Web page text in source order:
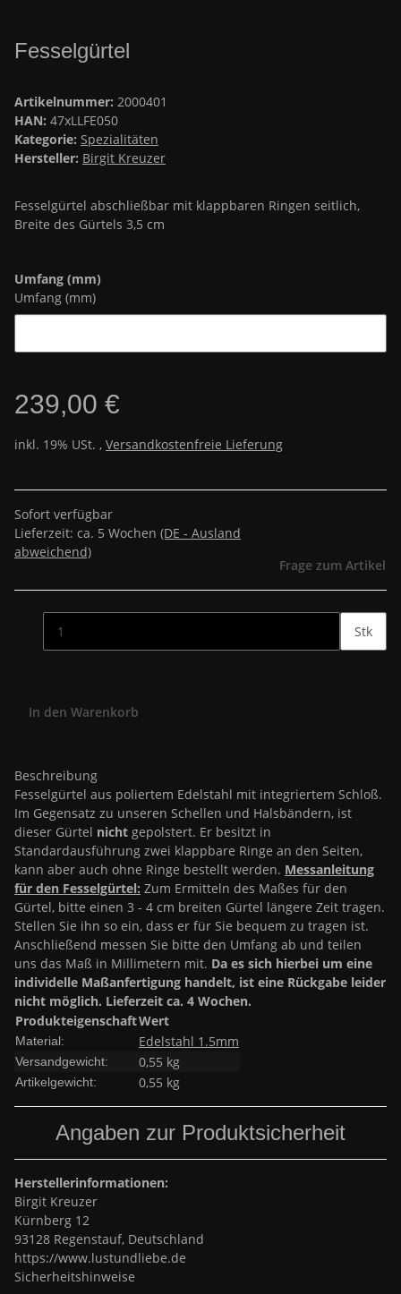
Fesselgürtel
Artikelnummer: 2000401
HAN: 47xLLFE050
Kategorie: Spezialitäten
Hersteller: Birgit Kreuzer
Fesselgürtel abschließbar mit klappbaren Ringen seitlich,
Breite des Gürtels 3,5 cm
Umfang (mm)
Umfang (mm)
239,00 €
inkl. 19% USt. , Versandkostenfreie Lieferung
Sofort verfügbar
Lieferzeit: ca. 5 Wochen (DE - Ausland
abweichend)
Frage zum Artikel
Stk
In den Warenkorb
Beschreibung
Fesselgürtel aus poliertem Edelstahl mit integriertem Schloß.
Im Gegensatz zu unseren Schellen und Halsbändern, ist
dieser Gürtel nicht gepolstert. Er besitzt in
Standardausführung zwei klappbare Ringe an den Seiten,
kann aber auch ohne Ringe bestellt werden. Messanleitung
für den Fesselgürtel: Zum Ermitteln des Maßes für den
Gürtel, bitte einen 3 - 4 cm breiten Gürtel längere Zeit tragen.
Stellen Sie ihn so ein, dass er für Sie bequem zu tragen ist.
Anschließend messen Sie bitte den Umfang ab und teilen
uns das Maß in Millimetern mit. Da es sich hierbei um eine
individelle Maßanfertigung handelt, ist eine Rückgabe leider
nicht möglich. Lieferzeit ca. 4 Wochen.
ProdukteigenschaftWert
Material: Edelstahl 1.5mm
Versandgewicht: 0,55 kg
Artikelgewicht: 0,55 kg
Angaben zur Produktsicherheit
Herstellerinformationen:
Birgit Kreuzer
Kürnberg 12
93128 Regenstauf, Deutschland
https://www.lustundliebe.de
Sicherheitshinweise